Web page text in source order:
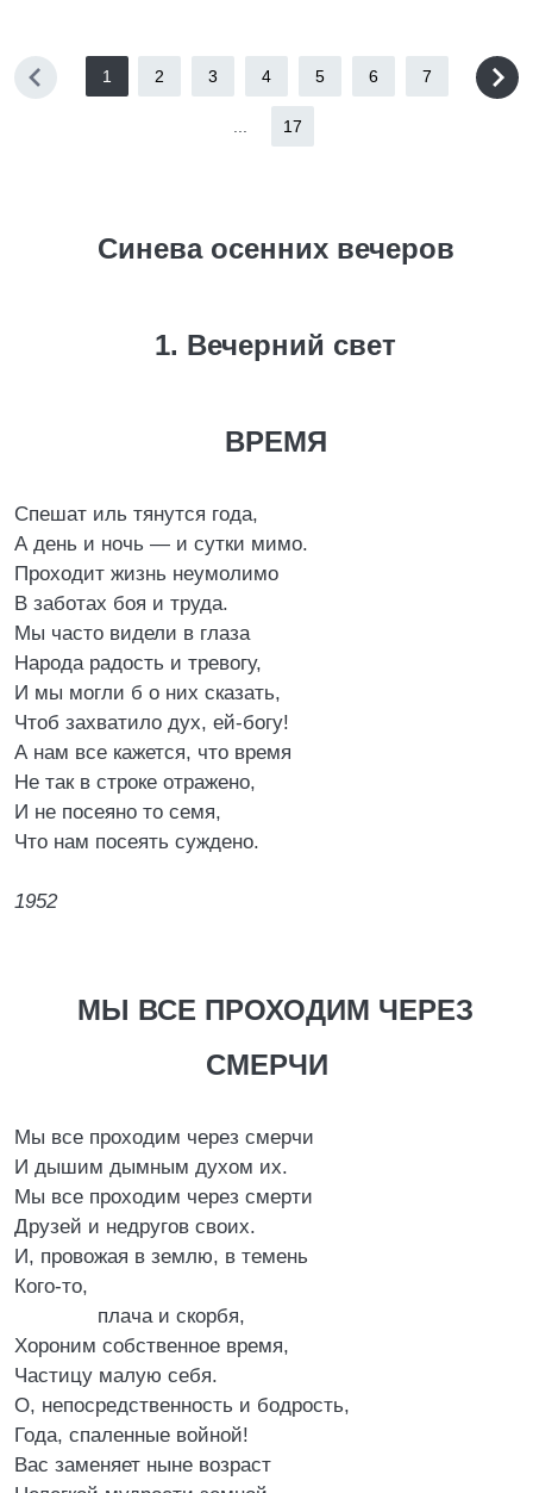
1 2 3 4 5 6 7
17
Синева осенних вечеров
1. Вечерний свет
ВРЕМЯ
Спешат иль тянутся года,
А день и ночь — и сутки мимо.
Проходит жизнь неумолимо
В заботах боя и труда.
Мы часто видели в глаза
Народа радость и тревогу,
И мы могли б о них сказать,
Чтоб захватило дух, ей-богу!
А нам все кажется, что время
Не так в строке отражено,
И не посеяно то семя,
Что нам посеять суждено.
1952
МЫ ВСЕ ПРОХОДИМ ЧЕРЕЗ
СМЕРЧИ
Мы все проходим через смерчи
И дышим дымным духом их.
Мы все проходим через смерти
Друзей и недругов своих.
И, провожая в землю, в темень
Кого-то,
плача и скорбя,
Хороним собственное время,
Частицу малую себя.
О, непосредственность и бодрость,
Года, спаленные войной!
Вас заменяет ныне возраст